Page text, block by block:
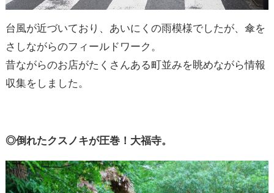
台風が近づいており、あいにくの雨模様でしたが、傘を
さしながらのフィールドワーク。
昔ながらのお店がたくさんある町並みを眺めながら情報
収集をしました。
◎倒れたクスノキが圧巻！大福寺。